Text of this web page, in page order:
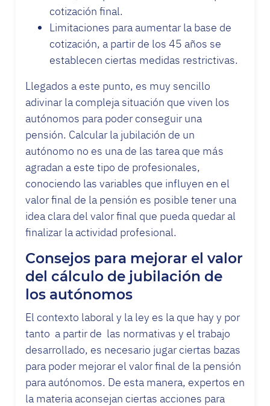
cotización final.
Limitaciones para aumentar la base de
cotización, a partir de los 45 años se
establecen ciertas medidas restrictivas.
Llegados a este punto, es muy sencillo
adivinar la compleja situación que viven los
autónomos para poder conseguir una
pensión. Calcular la jubilación de un
autónomo no es una de las tarea que más
agradan a este tipo de profesionales,
conociendo las variables que influyen en el
valor final de la pensión es posible tener una
idea clara del valor final que pueda quedar al
finalizar la actividad profesional.
Consejos para mejorar el valor
del cálculo de jubilación de
los autónomos
El contexto laboral y la ley es la que hay y por
tanto a partir de las normativas y el trabajo
desarrollado, es necesario jugar ciertas bazas
para poder mejorar el valor final de la pensión
para autónomos. De esta manera, expertos en
la materia aconsejan ciertas acciones para